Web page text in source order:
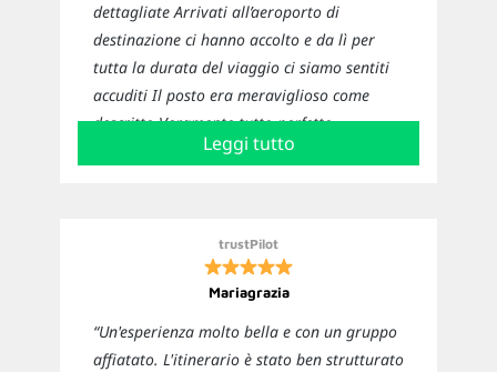
dettagliate Arrivati all’aeroporto di
destinazione ci hanno accolto e da lì per
tutta la durata del viaggio ci siamo sentiti
accuditi Il posto era meraviglioso come
descritto Veramente tutto perfetto
Sicuramente ci affideremo nuovamente a
Leggi tutto
trustPilot
Mariagrazia
“Un'esperienza molto bella e con un gruppo
affiatato. L'itinerario è stato ben strutturato